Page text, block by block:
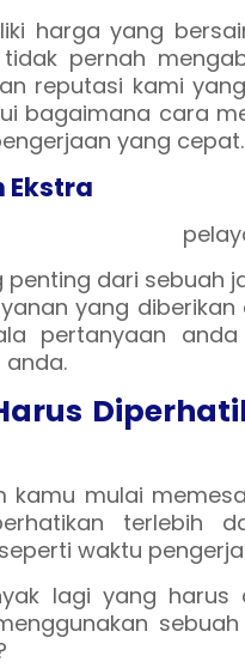
harga yang
pernah
reputasi kami
bagaimana cara
yang cepat.
Ekstra
penting dari sebuah
yang
pertanyaan
anda.
kamu mulai
terlebih
waktu
lagi yang